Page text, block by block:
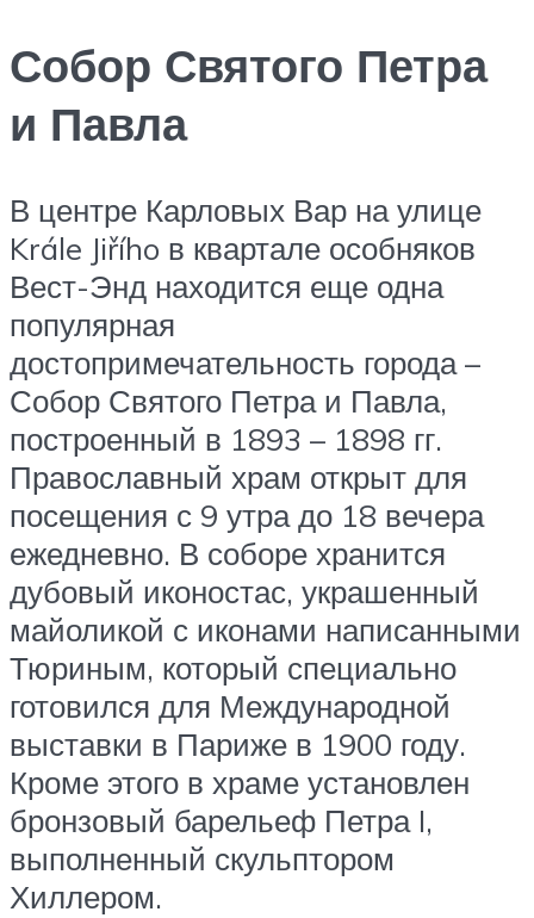
Собор Святого Петра
и Павла
В центре Карловых Вар на улице
Krále Jiřího в квартале особняков
Вест-Энд находится еще одна
популярная
достопримечательность города –
Собор Святого Петра и Павла,
построенный в 1893 – 1898 гг.
Православный храм открыт для
посещения с 9 утра до 18 вечера
ежедневно. В соборе хранится
дубовый иконостас, украшенный
майоликой с иконами написанными
Тюриным, который специально
готовился для Международной
выставки в Париже в 1900 году.
Кроме этого в храме установлен
бронзовый барельеф Петра I,
выполненный скульптором
Хиллером.